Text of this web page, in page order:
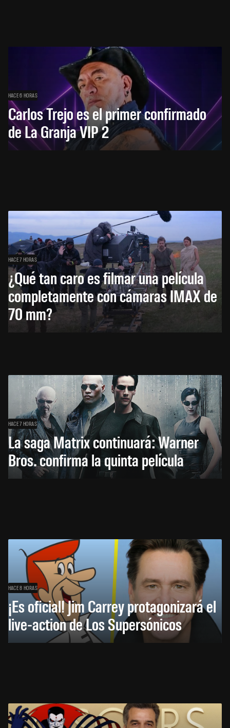
HACE 6 HORAS
Carlos Trejo es el primer confirmado
de La Granja VIP 2
HACE 7 HORAS
¿Qué tan caro es filmar una película
completamente con cámaras IMAX de
70 mm?
HACE 7 HORAS
La saga Matrix continuará: Warner
Bros. confirma la quinta película
HACE 8 HORAS
¡Es oficial! Jim Carrey protagonizará el
live-action de Los Supersónicos